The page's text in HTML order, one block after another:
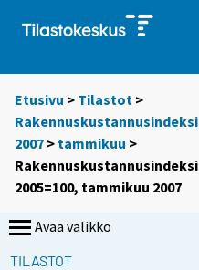
Etusivu > Tilastot >
Rakennuskustannusindeksi
2007 > tammikuu >
Rakennuskustannusindeksi
2005=100, tammikuu 2007
Avaa valikko
TILASTOT